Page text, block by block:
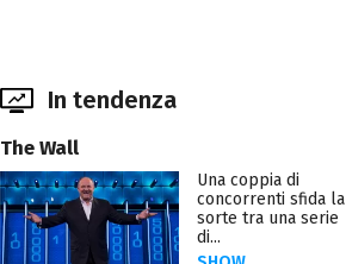
In tendenza
The Wall
Una coppia di
concorrenti sfida la
sorte tra una serie
di...